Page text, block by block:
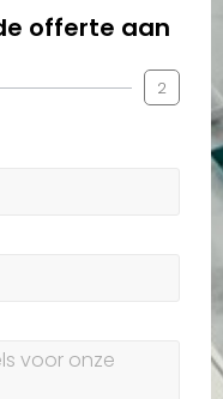
offerte aan
2